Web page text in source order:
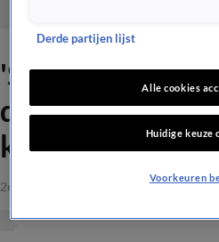
'Sutalo is echt
drama wat
kunnen
26 feb 2024, 21:19
Derde partijen lijst
Alle cookies
Huidige keuze
Voorkeuren